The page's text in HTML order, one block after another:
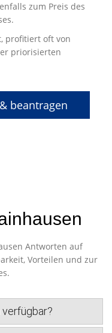
zum Preis des
profitiert oft von
priorisierten
beantragen
Antworten auf
Vorteilen und zur
verfügbar?